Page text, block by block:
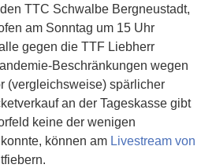
TTC Schwalbe Bergneustadt,
am Sonntag um 15 Uhr
gegen die TTF Liebherr
Beschränkungen wegen
(vergleichsweise) spärlicher
an der Tageskasse gibt
keine der wenigen
können am Livestream von